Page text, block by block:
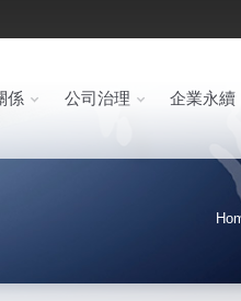
係 公司治理 企業永續